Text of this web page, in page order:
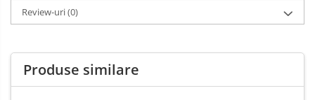
Patine gheata fixe
Corturi si casute copii
SANIUTE
Mese de Tenis
Review-uri(0)
Produse similare